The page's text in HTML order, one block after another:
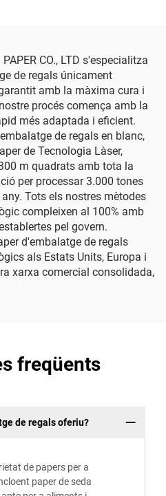
CO., LTD s'especialitza
de regals únicament
amb la màxima cura i
procés comença amb la
més adaptada i eficient.
de regals en blanc,
de Tecnologia Làser,
m quadrats amb tota la
per processar 3.000 tones
Tots els nostres mètodes
compleixen al 100% amb
pel govern.
d'embalatge de regals
als Estats Units, Europa i
xarxa comercial consolidada,
freqüents
de regals oferiu?
de papers per a
paper de seda